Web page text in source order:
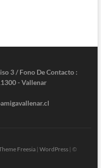
3 / Fono De Contacto :
- Vallenar
Freesia| WordPress| ©